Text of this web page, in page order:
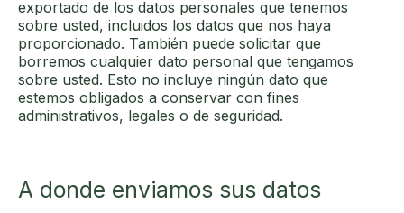
exportado de los datos personales que tenemos
sobre usted, incluidos los datos que nos haya
proporcionado. También puede solicitar que
borremos cualquier dato personal que tengamos
sobre usted. Esto no incluye ningún dato que
estemos obligados a conservar con fines
administrativos, legales o de seguridad.
A donde enviamos sus datos